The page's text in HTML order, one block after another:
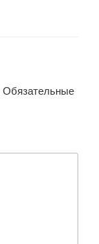
Обязательные